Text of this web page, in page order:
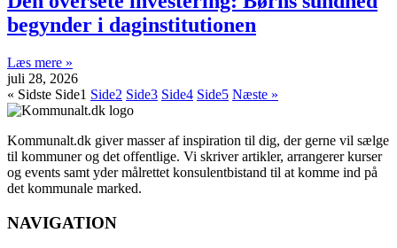
begynder i daginstitutionen
Læs mere »
juli 28, 2026
« Sidste Side1 Side2 Side3 Side4 Side5 Næste »
Kommunalt.dk giver masser af inspiration til dig, der gerne vil sælge
til kommuner og det offentlige. Vi skriver artikler, arrangerer kurser
og events samt yder målrettet konsulentbistand til at komme ind på
det kommunale marked.
NAVIGATION